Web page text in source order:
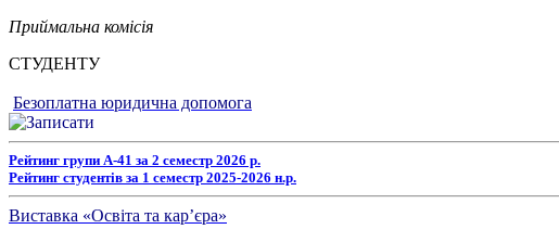
Приймальна комісія
СТУДЕНТУ
Безоплатна юридична допомога
Рейтинг групи А-41 за 2 семестр 2026 р.
Рейтинг студентів за 1 семестр 2025-2026 н.р.
Виставка «Освіта та кар’єра»